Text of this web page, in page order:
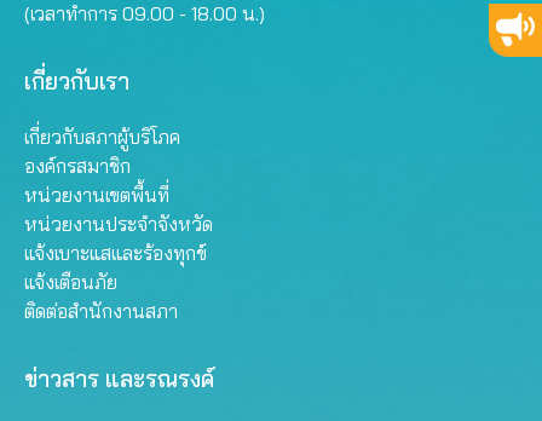
(เวลาทำการ 09.00 - 18.00 น.)
เกี่ยวกับเรา
เกี่ยวกับสภาผู้บริโภค
องค์กรสมาชิก
หน่วยงานเขตพื้นที่
หน่วยงานประจำจังหวัด
แจ้งเบาะแสและร้องทุกข์
แจ้งเตือนภัย
ติดต่อสำนักงานสภา
ข่าวสาร และรณรงค์